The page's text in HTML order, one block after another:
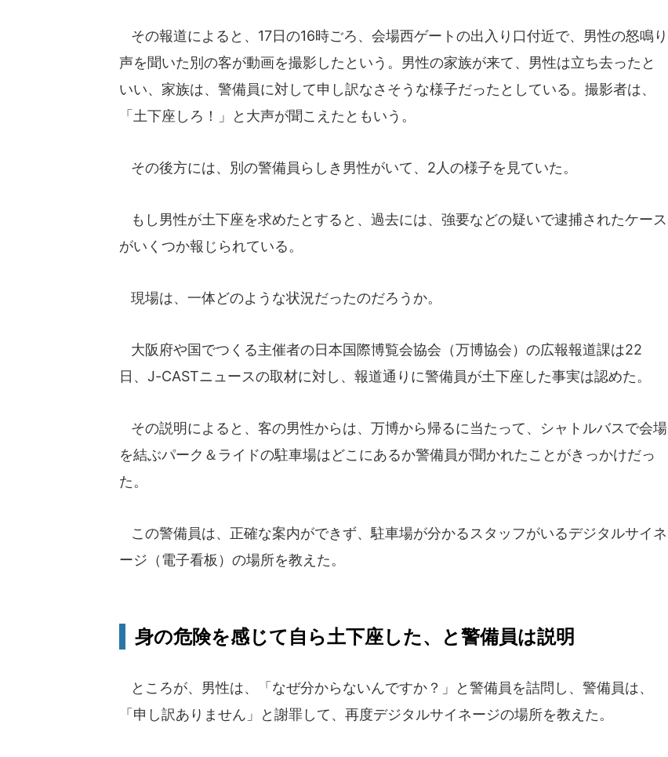
その報道によると、17日の16時ごろ、会場西ゲートの出入り口付近で、男性の怒鳴り
声を聞いた別の客が動画を撮影したという。男性の家族が来て、男性は立ち去ったと
いい、家族は、警備員に対して申し訳なさそうな様子だったとしている。撮影者は、
「土下座しろ！」と大声が聞こえたともいう。
その後方には、別の警備員らしき男性がいて、2人の様子を見ていた。
もし男性が土下座を求めたとすると、過去には、強要などの疑いで逮捕されたケース
がいくつか報じられている。
現場は、一体どのような状況だったのだろうか。
大阪府や国でつくる主催者の日本国際博覧会協会（万博協会）の広報報道課は22
日、J-CASTニュースの取材に対し、報道通りに警備員が土下座した事実は認めた。
その説明によると、客の男性からは、万博から帰るに当たって、シャトルバスで会場
を結ぶパーク＆ライドの駐車場はどこにあるか警備員が聞かれたことがきっかけだっ
た。
この警備員は、正確な案内ができず、駐車場が分かるスタッフがいるデジタルサイネ
ージ（電子看板）の場所を教えた。
身の危険を感じて自ら土下座した、と警備員は説明
ところが、男性は、「なぜ分からないんですか？」と警備員を詰問し、警備員は、
「申し訳ありません」と謝罪して、再度デジタルサイネージの場所を教えた。